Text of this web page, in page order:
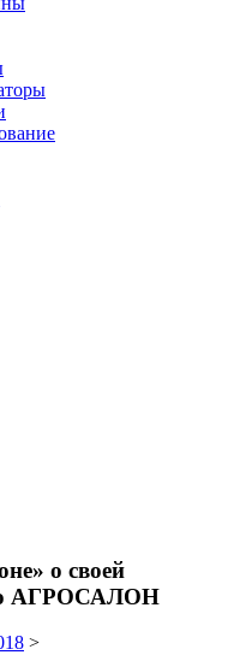
о своей
АГРОСАЛОН
>